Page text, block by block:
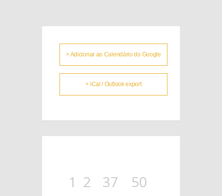
+ Adicionar ao Calendário do Google
+ iCal / Outlook export
1 2 37 50